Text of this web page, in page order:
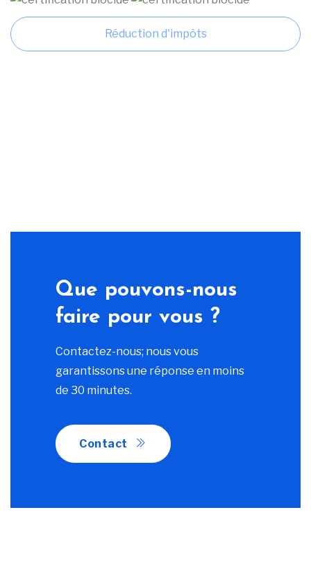
Réduction d'impôts
Que pouvons-nous
faire pour vous ?
Contactez-nous; nous vous
garantissons une réponse en moins
de 30 minutes.
Contact